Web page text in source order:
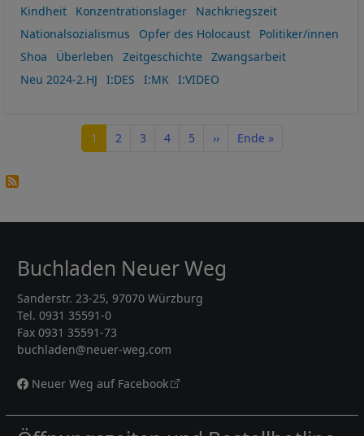
Kindheit
Konzentrationslager
Nachkriegszeit
Nationalsozialismus
Opfer des Holocaust
Politiker/innen
Shoa
Überleben Zeitgeschichte
Zwangsarbeit
Neu 2024-2.HJ
I:DES I:MK I:VIDEO
Seite
1 Seite
2 Seite
3 Seite
4 Seite
5 Nächste Seite
›› Letzte Seite
Ende »
Buchladen Neuer Weg
Sanderstr. 23-25, 97070 Würzburg
Tel. 0931 35591-0
Fax 0931 35591-73
buchladen@neuer-weg.com
Neuer Weg auf Facebook